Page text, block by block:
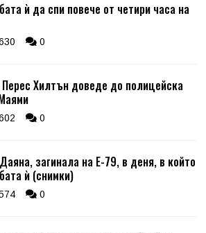
ѝ да спи повече от четири часа на
0
Хилтън доведе до полицейска
0
загинала на Е-79, в деня, в който
ѝ (снимки)
0